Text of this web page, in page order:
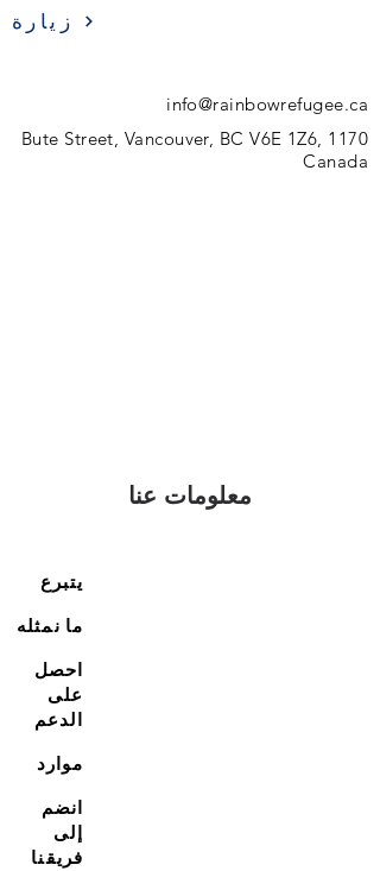
زيارة
info@rainbowrefugee.ca
1170 Bute Street, Vancouver, BC V6E 1Z6,
Canada
معلومات عنا
يتبرع
ما نمثله
احصل
على
الدعم
موارد
انضم
إلى
فريقنا